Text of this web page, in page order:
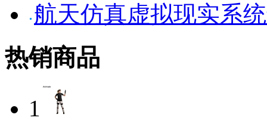
航天仿真虚拟现实系
热销商品
1